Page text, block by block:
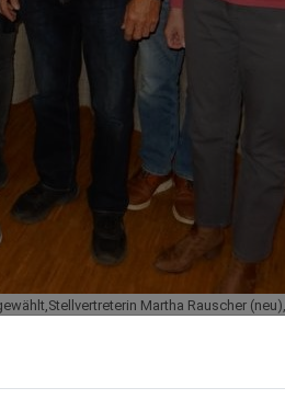
Martha Rauscher